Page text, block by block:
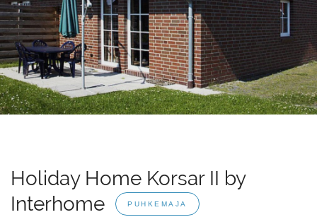
Holiday Home Korsar II by
Interhome
PUHKEMAJA